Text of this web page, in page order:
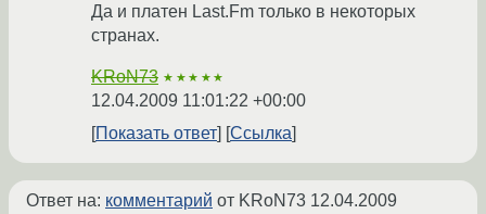
Да и платен Last.Fm только в некоторых
странах.
KRoN73 ★★★★★
12.04.2009 11:01:22 +00:00
Показать ответ
Ссылка
Ответ на: комментарий от KRoN73 12.04.2009